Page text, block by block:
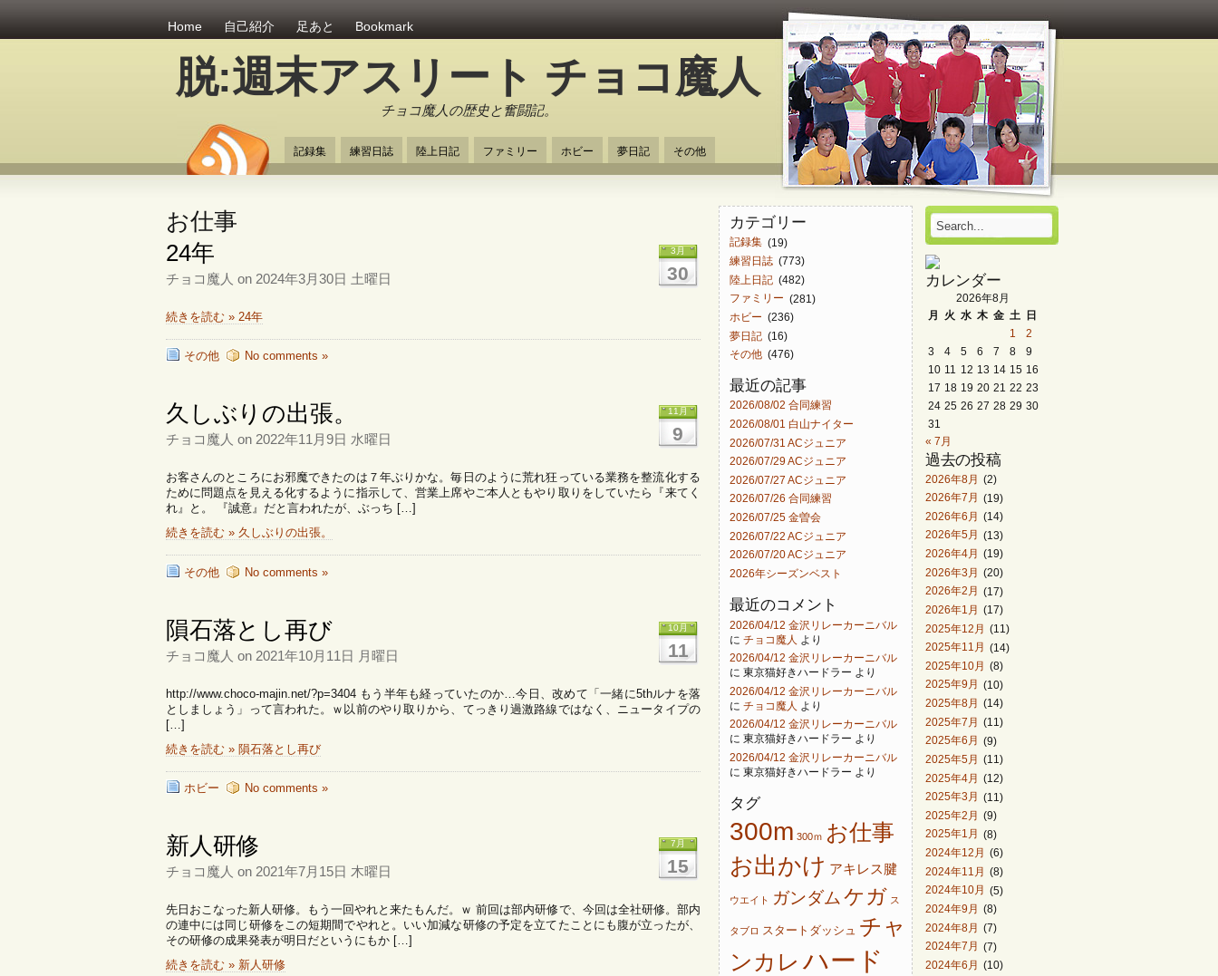
Home 自己紹介 足あと Bookmark
脱:週末アスリート チョコ魔人
チョコ魔人の歴史と奮闘記。
記録集 練習日誌 陸上日記 ファミリー ホビー 夢日記 その他
お仕事
3月
30
24年
チョコ魔人 on 2024年3月30日 土曜日
続きを読む » 24年
その他 No comments »
11月
9
久しぶりの出張。
チョコ魔人 on 2022年11月9日 水曜日
お客さんのところにお邪魔できたのは７年ぶりかな。毎日のように荒れ狂っている業務を整流化する
ために問題点を見える化するように指示して、営業上席やご本人ともやり取りをしていたら『来てく
れ』と。 『誠意』だと言われたが、ぶっち […]
続きを読む » 久しぶりの出張。
その他 No comments »
10月
11
隕石落とし再び
チョコ魔人 on 2021年10月11日 月曜日
http://www.choco-majin.net/?p=3404 もう半年も経っていたのか…今日、改めて「一緒に5thルナを落
としましょう」って言われた。ｗ以前のやり取りから、てっきり過激路線ではなく、ニュータイプの
[…]
続きを読む » 隕石落とし再び
ホビー No comments »
7月
15
新人研修
チョコ魔人 on 2021年7月15日 木曜日
先日おこなった新人研修。もう一回やれと来たもんだ。ｗ 前回は部内研修で、今回は全社研修。部内
の連中には同じ研修をこの短期間でやれと。いい加減な研修の予定を立てたことにも腹が立ったが、
その研修の成果発表が明日だというにもか […]
続きを読む » 新人研修
カテゴリー
記録集 (19)
練習日誌 (773)
陸上日記 (482)
ファミリー (281)
ホビー (236)
夢日記 (16)
その他 (476)
最近の記事
2026/08/02 合同練習
2026/08/01 白山ナイター
2026/07/31 ACジュニア
2026/07/29 ACジュニア
2026/07/27 ACジュニア
2026/07/26 合同練習
2026/07/25 金曽会
2026/07/22 ACジュニア
2026/07/20 ACジュニア
2026年シーズンベスト
最近のコメント
2026/04/12 金沢リレーカーニバル
にチョコ魔人
より
2026/04/12 金沢リレーカーニバル
に東京猫好きハードラー より
2026/04/12 金沢リレーカーニバル
にチョコ魔人
より
2026/04/12 金沢リレーカーニバル
に東京猫好きハードラー より
2026/04/12 金沢リレーカーニバル
に東京猫好きハードラー より
タグ
300m 300ｍ お仕事
お出かけ アキレス腱
ウエイト ガンダム ケガ ス
タブロ スタートダッシュ チャ
ンカレ ハード
カレンダー
2026年8月
月
火 水 木 金 土
日
1
2
3
4 5 6 7 8
9
10 11 12 13 14 15 16
17 18 19 20 21 22 23
24 25 26 27 28 29 30
31
« 7月
過去の投稿
2026年8月 (2)
2026年7月
(19)
2026年6月
(14)
2026年5月
(13)
2026年4月
(19)
2026年3月 (20)
2026年2月
(17)
2026年1月
(17)
2025年12月 (11)
2025年11月
(14)
2025年10月
(8)
2025年9月
(10)
2025年8月
(14)
2025年7月 (11)
2025年6月
(9)
2025年5月
(11)
2025年4月 (12)
2025年3月
(11)
2025年2月
(9)
2025年1月
(8)
2024年12月
(6)
2024年11月 (8)
2024年10月
(5)
2024年9月
(8)
2024年8月 (7)
2024年7月
(7)
2024年6月
(10)